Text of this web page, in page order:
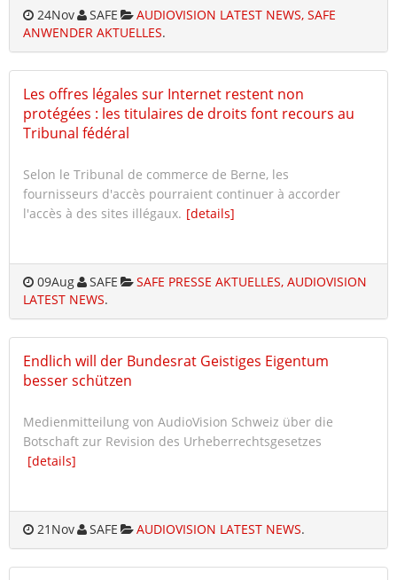
24Nov SAFE
AUDIOVISION LATEST NEWS, SAFE
ANWENDER AKTUELLES.
Les offres légales sur Internet restent non
protégées : les titulaires de droits font recours au
Tribunal fédéral
Selon le Tribunal de commerce de Berne, les
fournisseurs d'accès pourraient continuer à accorder
l'accès à des sites illégaux. [details]
09Aug SAFE
SAFE PRESSE AKTUELLES, AUDIOVISION
LATEST NEWS.
Endlich will der Bundesrat Geistiges Eigentum
besser schützen
Medienmitteilung von AudioVision Schweiz über die
Botschaft zur Revision des Urheberrechtsgesetzes
[details]
21 Nov SAFE AUDIOVISION LATEST NEWS.